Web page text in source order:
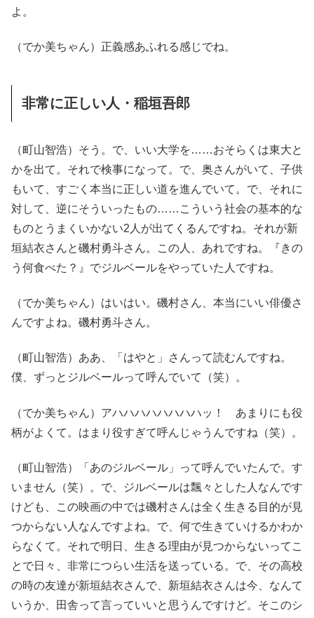
よ。
（でか美ちゃん）正義感あふれる感じでね。
非常に正しい人・稲垣吾郎
（町山智浩）そう。で、いい大学を……おそらくは東大と
かを出て。それで検事になって。で、奥さんがいて、子供
もいて、すごく本当に正しい道を進んでいて。で、それに
対して、逆にそういったもの……こういう社会の基本的な
ものとうまくいかない2人が出てくるんですね。それが新
垣結衣さんと磯村勇斗さん。この人、あれですね。『きの
う何食べた？』でジルベールをやっていた人ですね。
（でか美ちゃん）はいはい。磯村さん、本当にいい俳優さ
んですよね。磯村勇斗さん。
（町山智浩）ああ、「はやと」さんって読むんですね。
僕、ずっとジルベールって呼んでいて（笑）。
（でか美ちゃん）アハハハハハハハハッ！ あまりにも役
柄がよくて。はまり役すぎて呼んじゃうんですね（笑）。
（町山智浩）「あのジルベール」って呼んでいたんで。す
いません（笑）。で、ジルベールは飄々とした人なんです
けども、この映画の中では磯村さんは全く生きる目的が見
つからない人なんですよね。で、何で生きていけるかわか
らなくて。それで明日、生きる理由が見つからないってこ
とで日々、非常につらい生活を送っている。で、その高校
の時の友達が新垣結衣さんで、新垣結衣さんは今、なんて
いうか、田舎って言っていいと思うんですけど。そこのシ